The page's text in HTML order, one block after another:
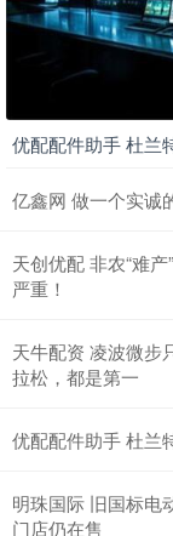
优配配件助手 杜兰
亿鑫网 做一个实诚
天创优配 非农“难
严重！
天牛配资 凌波微步
拉松，都是第一
优配配件助手 杜兰
明珠国际 旧国标电
门店仍在售